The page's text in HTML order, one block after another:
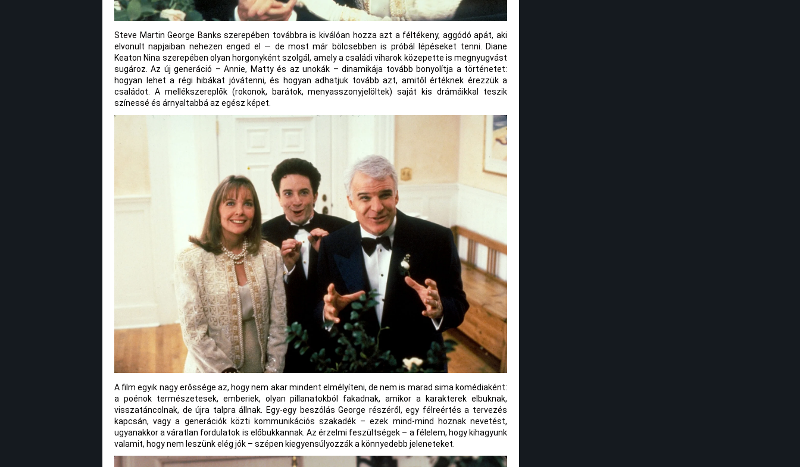
Steve Martin George Banks szerepében továbbra is kiválóan hozza azt a féltékeny, aggódó apát, aki
elvonult napjaiban nehezen enged el — de most már bölcsebben is próbál lépéseket tenni. Diane
Keaton Nina szerepében olyan horgonyként szolgál, amely a családi viharok közepette is megnyugvást
sugároz. Az új generáció – Annie, Matty és az unokák – dinamikája tovább bonyolítja a történetet:
hogyan lehet a régi hibákat jóvátenni, és hogyan adhatjuk tovább azt, amitől értéknek érezzük a
családot. A mellékszereplők (rokonok, barátok, menyasszonyjelöltek) saját kis drámáikkal teszik
színessé és árnyaltabbá az egész képet.
A film egyik nagy erőssége az, hogy nem akar mindent elmélyíteni, de nem is marad sima komédiaként:
a poénok természetesek, emberiek, olyan pillanatokból fakadnak, amikor a karakterek elbuknak,
visszatáncolnak, de újra talpra állnak. Egy-egy beszólás George részéről, egy félreértés a tervezés
kapcsán, vagy a generációk közti kommunikációs szakadék – ezek mind-mind hoznak nevetést,
ugyanakkor a váratlan fordulatok is előbukkannak. Az érzelmi feszültségek – a félelem, hogy kihagyunk
valamit, hogy nem leszünk elég jók – szépen kiegyensúlyozzák a könnyedebb jeleneteket.